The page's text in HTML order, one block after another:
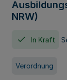
NRW)
In Kraft
Verordnung